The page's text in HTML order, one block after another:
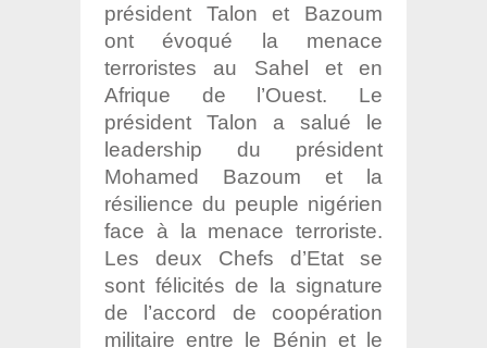
président Talon et Bazoum
ont évoqué la menace
terroristes au Sahel et en
Afrique de l’Ouest. Le
président Talon a salué le
leadership du président
Mohamed Bazoum et la
résilience du peuple nigérien
face à la menace terroriste.
Les deux Chefs d’Etat se
sont félicités de la signature
de l’accord de coopération
militaire entre le Bénin et le